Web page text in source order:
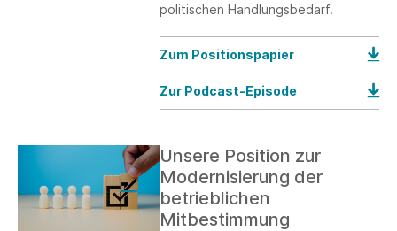
politischen Handlungsbedarf.
Zum Positionspapier
Zur Podcast-Episode
Unsere Position zur
Modernisierung der
betrieblichen
Mitbestimmung